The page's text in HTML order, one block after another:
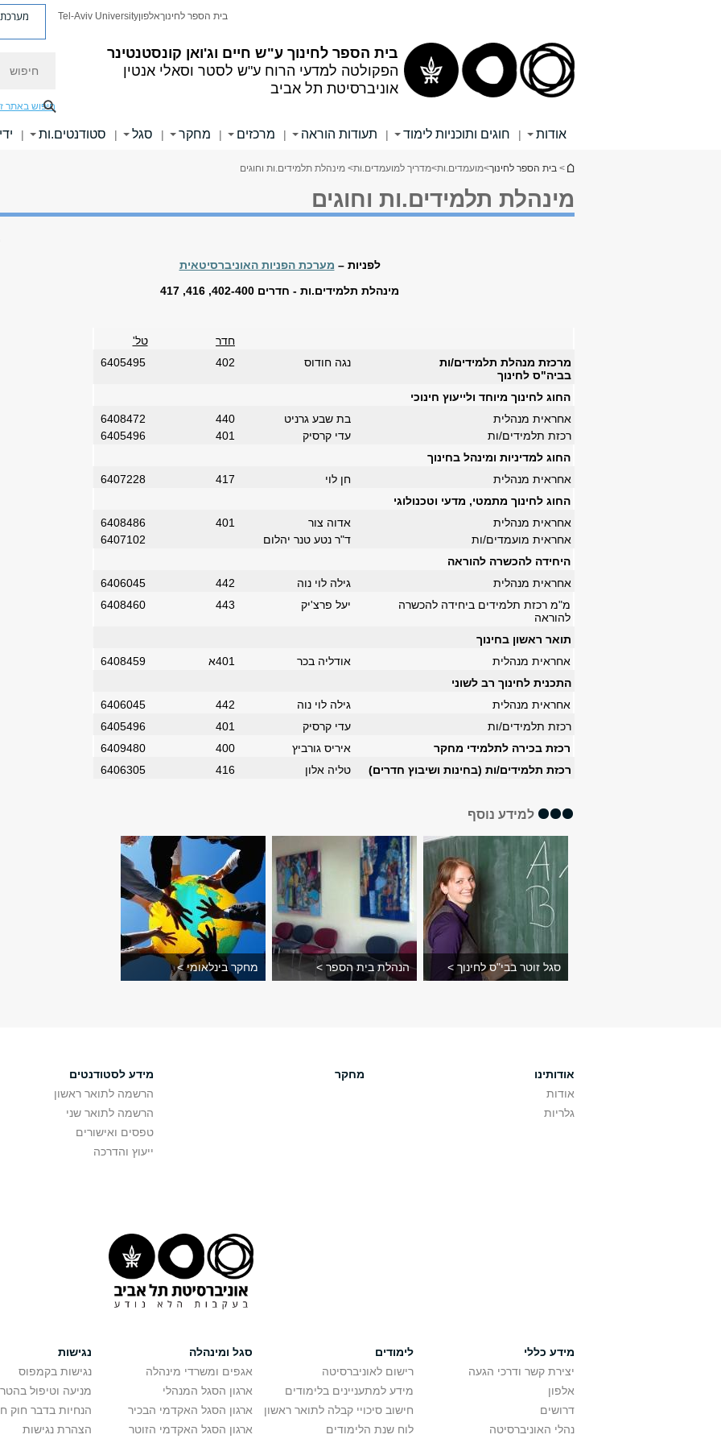
בית הספר לחינוך ע"ש חיים וג'ואן קונסטנטינר
הפקולטה למדעי הרוח ע"ש לסטר וסאלי אנטין
אוניברסיטת תל אביב
בית הספר לחינוךאלפוןTel-Aviv University מערכת
חיפוש באתר
אודות | חוגים ותוכניות לימוד | תעודות הוראה | מרכזים | מחקר | סגל | סטודנטים.ות |
הינך נמצא כאן
> בית הספר לחינוך>מועמדים.ות>מדריך למועמדים.ות> מינהלת תלמידים.ות וחוגים
מינהלת תלמידים.ות וחוגים
לפניות – מערכת הפניות האוניברסיטאית
מינהלת תלמידים.ות - חדרים 402-400, 416, 417
חדר
טל'
מרכזת מנהלת תלמידים/ות
בביה"ס לחינוך
נגה חודוס 402
6405495
החוג לחינוך מיוחד ולייעוץ חינוכי
אחראית מנהלית
רכזת תלמידים/ות
בת שבע גרניט
עדי קרסיק
440
401
6408472
6405496
החוג למדיניות ומינהל בחינוך
אחראית מנהלית
חן לוי 417
6407228
החוג לחינוך מתמטי, מדעי וטכנולוגי
אחראית מנהלית
אחראית מועמדים/ות
אדוה צור
ד"ר נטע טנר יהלום
401
6408486
6407102
היחידה להכשרה להוראה
אחראית מנהלית
גילה לוי נוה 442
6406045
מ"מ רכזת תלמידים ביחידה להכשרה
להוראה
יעל פרצ'יק 443
6408460
תואר ראשון בחינוך
אחראית מנהלית
אודליה בכר 401א
6408459
התכנית לחינוך רב לשוני
אחראית מנהלית
גילה לוי נוה 442
6406045
רכזת תלמידים/ות
עדי קרסיק 401
6405496
רכזת בכירה לתלמידי מחקר
איריס גורביץ 400
6409480
רכזת תלמידים/ות (בחינות ושיבוץ חדרים)
טליה אלון 416
6406305
למידע נוסף
סגל זוטר בבי"ס לחינוך > הנהלת בית הספר > מחקר בינלאומי >
אודותינו
אודות
גלריות
מחקר
מידע לסטודנטים
הרשמה לתואר ראשון
הרשמה לתואר שני
טפסים ואישורים
ייעוץ והדרכה
מידע כללי
יצירת קשר ודרכי הגעה
אלפון
דרושים
נהלי האוניברסיטה
לימודים
רישום לאוניברסיטה
מידע למתעניינים בלימודים
חישוב סיכויי קבלה לתואר ראשון
לוח שנת הלימודים
סגל ומינהלה
אגפים ומשרדי מינהלה
ארגון הסגל המנהלי
ארגון הסגל האקדמי הבכיר
ארגון הסגל האקדמי הזוטר
נגישות
נגישות בקמפוס
מניעה וטיפול
הנחיות בדבר חוק
הצהרת נגישות